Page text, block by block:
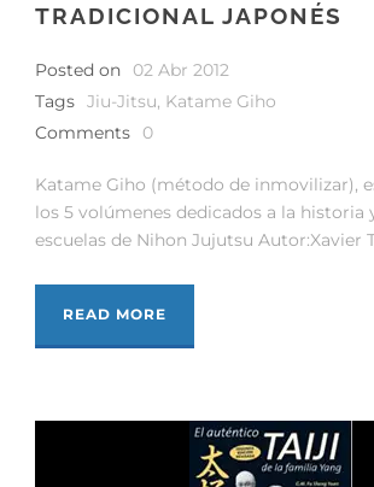
TRADICIONAL JAPONÉS
Posted on
02 Abr 2012
Tags Jiu-Jitsu, Katame Giho
Comments
0
Katame Giho (método de inmovilizar),
los 5 volúmenes dedicados a la historia
escuelas de Nihon Jujutsu Autor:Xavier
READ MORE